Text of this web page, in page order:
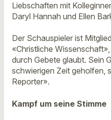
Liebschaften mit
Daryl Hannah und Ellen
Der Schauspieler ist
«Christliche
durch Gebete glaubt. Sein
schwierigen Zeit geholfen,
Reporter».
Kampf um seine Stimme